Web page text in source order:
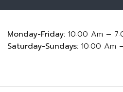
Monday-Friday: 10:00 Am –
Saturday-Sundays: 10:00 Am